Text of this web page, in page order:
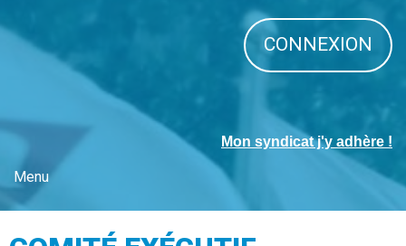
CONNEXION
Mon syndicat j'y adhère !
Menu